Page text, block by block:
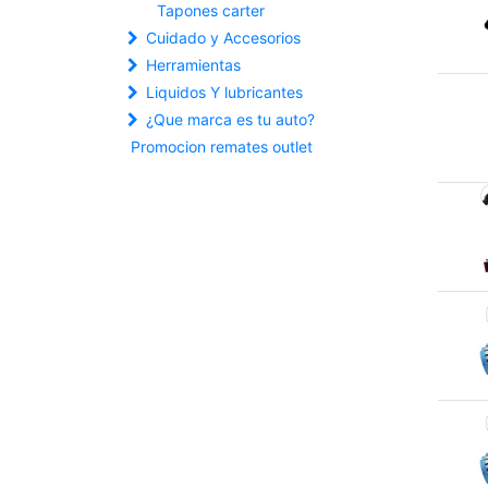
Tapones carter
Cuidado y Accesorios
Herramientas
Liquidos Y lubricantes
¿Que marca es tu auto?
Promocion remates outlet